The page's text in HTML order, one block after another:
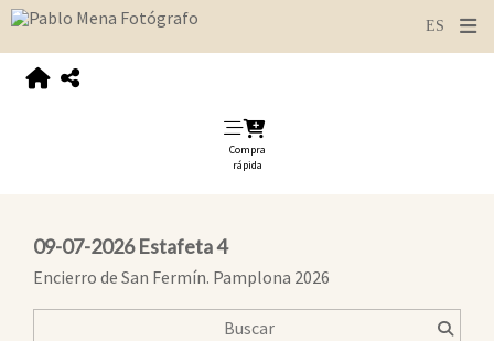
Compra
rápida
09-07-2026 Estafeta 4
Encierro de San Fermín. Pamplona 2026